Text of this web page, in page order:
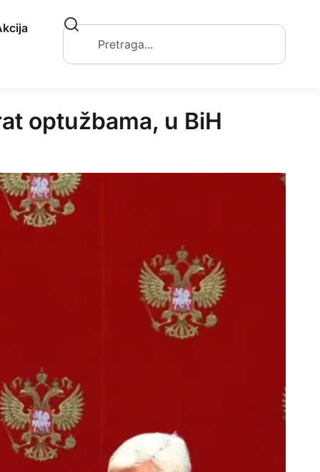
optužbama, u BiH